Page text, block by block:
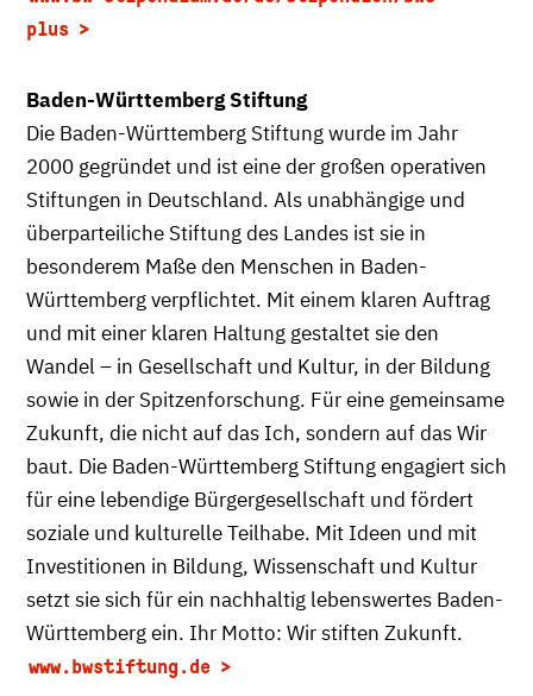
plus
Baden-Württemberg Stiftung
Die Baden-Württemberg Stiftung wurde im Jahr
2000 gegründet und ist eine der großen operativen
Stiftungen in Deutschland. Als unabhängige und
überparteiliche Stiftung des Landes ist sie in
besonderem Maße den Menschen in Baden-
Württemberg verpflichtet. Mit einem klaren Auftrag
und mit einer klaren Haltung gestaltet sie den
Wandel – in Gesellschaft und Kultur, in der Bildung
sowie in der Spitzenforschung. Für eine gemeinsame
Zukunft, die nicht auf das Ich, sondern auf das Wir
baut. Die Baden-Württemberg Stiftung engagiert sich
für eine lebendige Bürgergesellschaft und fördert
soziale und kulturelle Teilhabe. Mit Ideen und mit
Investitionen in Bildung, Wissenschaft und Kultur
setzt sie sich für ein nachhaltig lebenswertes Baden-
Württemberg ein. Ihr Motto: Wir stiften Zukunft.
www.bwstiftung.de